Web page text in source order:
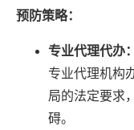
预防策略：
专业代理代办：
专业代理机构
局的法定要求
碍。